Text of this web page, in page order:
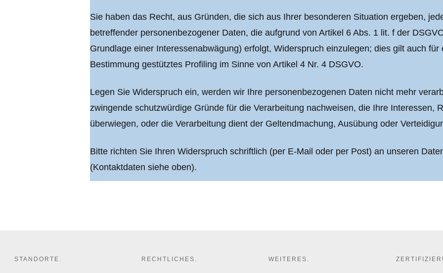
Sie haben das Recht, aus Gründen, die sich aus Ihrer besonderen Situation ergeben,
betreffender personenbezogener Daten, die aufgrund von Artikel 6 Abs. 1 lit. f der
Grundlage einer Interessenabwägung) erfolgt, Widerspruch einzulegen; dies gilt auch für
Bestimmung gestütztes Profiling im Sinne von Artikel 4 Nr. 4 DSGVO.
Legen Sie Widerspruch ein, werden wir Ihre personenbezogenen Daten nicht mehr
zwingende schutzwürdige Gründe für die Verarbeitung nachweisen, die Ihre Interessen,
überwiegen, oder die Verarbeitung dient der Geltendmachung, Ausübung oder
Bitte richten Sie Ihren Widerspruch schriftlich (per E-Mail oder per Post) an unseren
(Kontaktdaten siehe oben).
STANDORTE. RECHTLICHES. WEITERES.